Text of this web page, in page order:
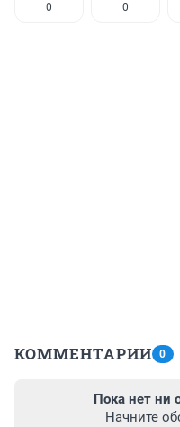
0 0
КОММЕНТАРИИ 0
Пока нет ни
Начните